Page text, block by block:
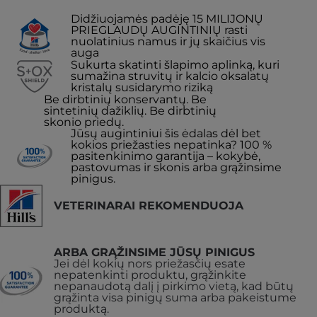
Didžiuojamės padėję 15 MILIJONŲ
PRIEGLAUDŲ AUGINTINIŲ rasti
nuolatinius namus ir jų skaičius vis
auga
Sukurta skatinti šlapimo aplinką, kuri
sumažina struvitų ir kalcio oksalatų
kristalų susidarymo riziką
Be dirbtinių konservantų. Be
sintetinių dažiklių. Be dirbtinių
skonio priedų.
Jūsų augintiniui šis ėdalas dėl bet
kokios priežasties nepatinka? 100 %
pasitenkinimo garantija – kokybė,
pastovumas ir skonis arba grąžinsime
pinigus.
VETERINARAI REKOMENDUOJA
ARBA GRĄŽINSIME JŪSŲ PINIGUS
Jei dėl kokių nors priežasčių esate
nepatenkinti produktu, grąžinkite
nepanaudotą dalį į pirkimo vietą, kad būtų
grąžinta visa pinigų suma arba pakeistume
produktą.